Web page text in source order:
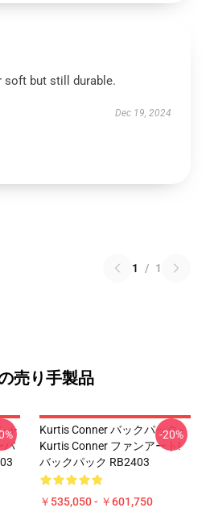
soft but still durable.
Dec 19, 2024
1 / 1
売り手製品
ャ
バ
Kurtis Conner バックパック -
Kurtis Conner ファンアート!
バックパック RB2403
￥535,050 - ￥601,750
-20%